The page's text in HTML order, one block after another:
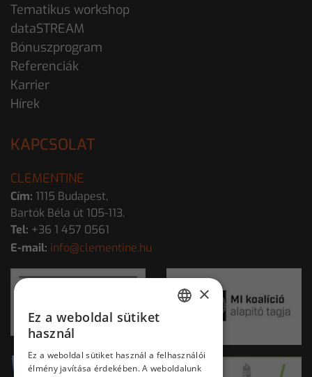
Tematikus workshop
dataSTREAM
Bónuszprogram
Referenciák
Karrier
Hírek
KAPCSOLAT
CLEMENTINE
Cím: 1115 Budapest,
Bartók Béla út 105-113.
Tel: +36 1 457 0561
E-mail: info@clementine.hu
×
Ez a weboldal sütiket
használ
Ez a weboldal sütiket használ a felhasználói
élmény javítása érdekében. A weboldalunk